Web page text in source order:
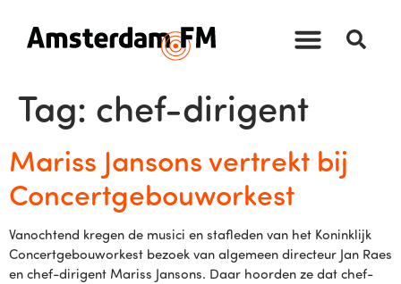
Tag: chef-dirigent
Mariss Jansons vertrekt bij
Concertgebouworkest
Vanochtend kregen de musici en stafleden van het Koninklijk
Concertgebouworkest bezoek van algemeen directeur Jan Raes
en chef-dirigent Mariss Jansons. Daar hoorden ze dat chef-